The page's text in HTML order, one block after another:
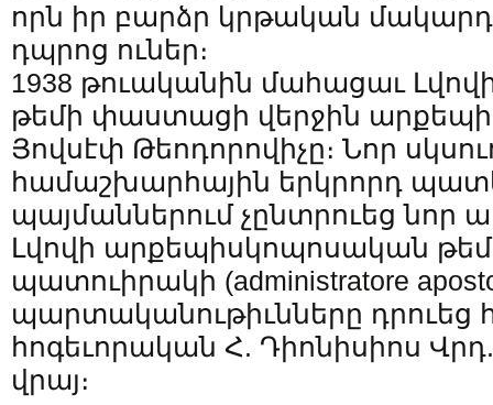
որն իր բարձր կրթական
դպրոց ուներ։
1938 թուականին մահացաւ
թեմի փաստացի վերջին
Յովսէփ Թեոդորովիչը։ Նոր
համաշխարհային երկրորդ
պայմաններում չընտրուեց նոր
Լվովի արքեպիսկոպոսական
պատուիրակի (administratore
պարտականութիւնները դրուեց
հոգեւորական Հ. Դիոնիսիոս
վրայ։